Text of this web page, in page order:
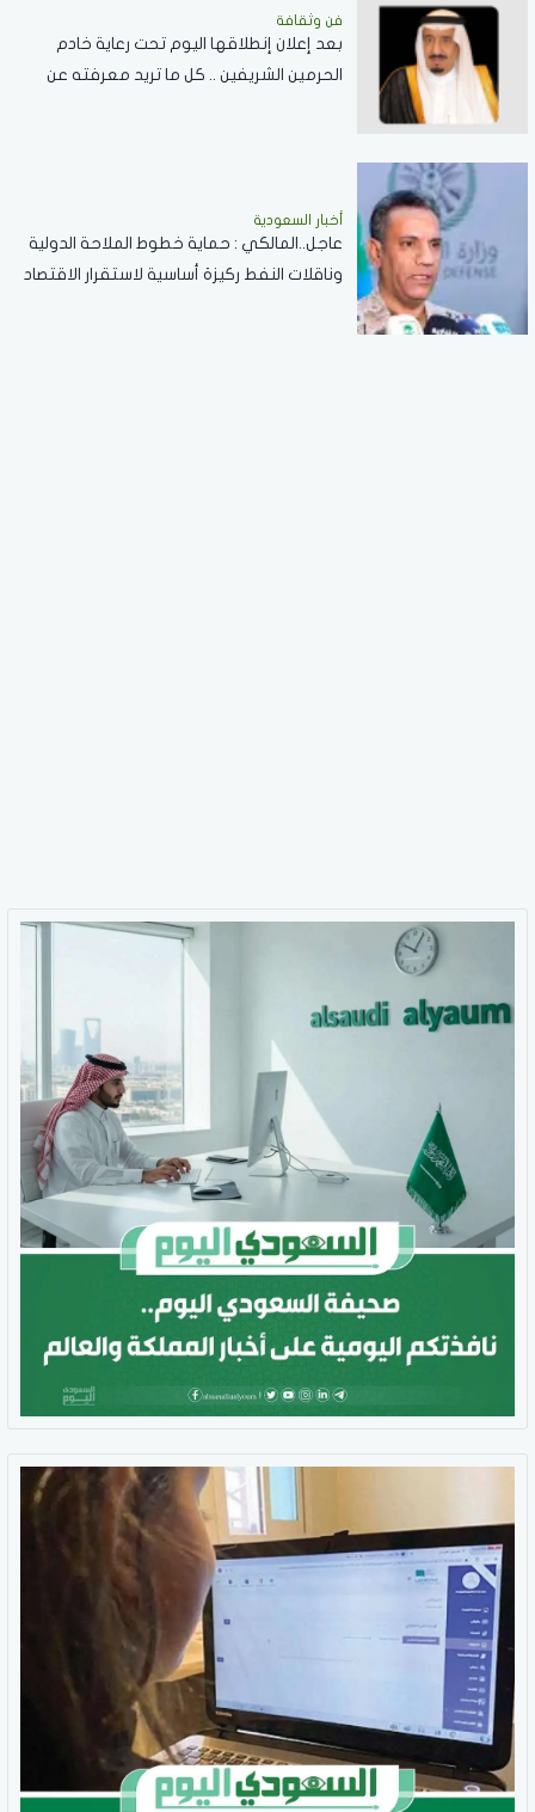
فن وثقافة
بعد إعلان إنطلاقها اليوم تحت رعاية خادم
الحرمين الشريفين .. كل ما تريد معرفته عن
أخبار السعودية
عاجل..المالكي : حماية خطوط الملاحة الدولية
وناقلات النفط ركيزة أساسية لاستقرار الاقتصاد